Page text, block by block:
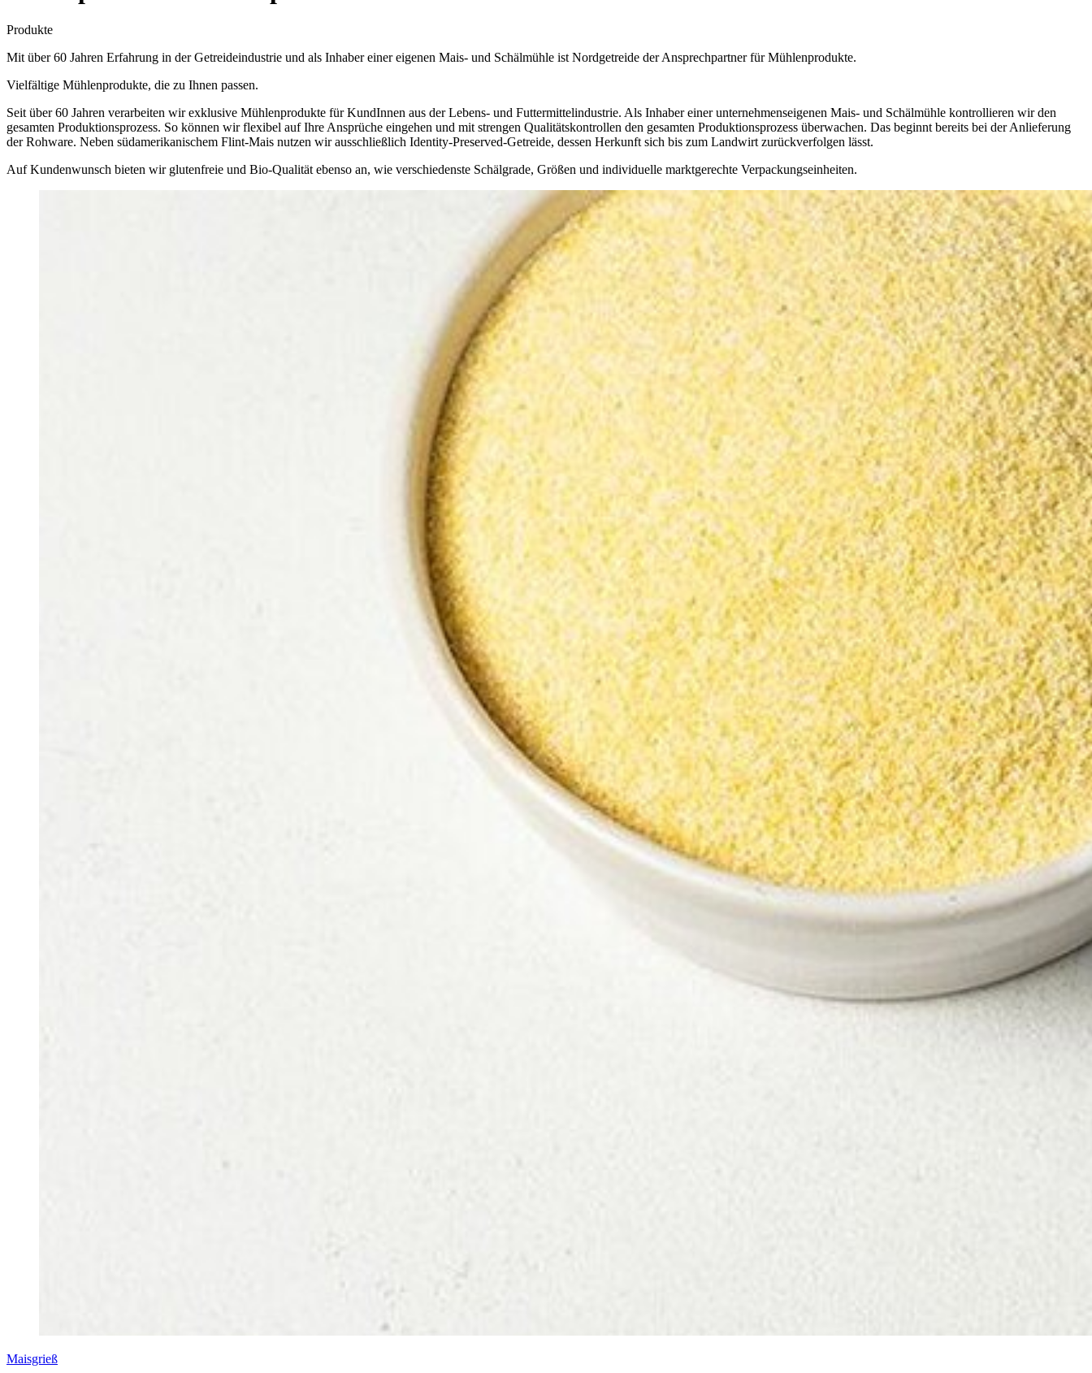
Produkte
Mit über 60 Jahren Erfahrung in der Getreideindustrie und als Inhaber einer eigenen Mais- und Schälmühle ist Nordgetreide der Ansprechpartner für Mühlenprodukte.
Vielfältige Mühlenprodukte, die zu Ihnen passen.
Seit über 60 Jahren verarbeiten wir exklusive Mühlenprodukte für KundInnen aus der Lebens- und Futtermittelindustrie. Als Inhaber einer unternehmenseigenen Mais- und Schälmühle kontrollieren wir den
gesamten Produktionsprozess. So können wir flexibel auf Ihre Ansprüche eingehen und mit strengen Qualitätskontrollen den gesamten Produktionsprozess überwachen. Das beginnt bereits bei der Anlieferung
der Rohware. Neben südamerikanischem Flint-Mais nutzen wir ausschließlich Identity-Preserved-Getreide, dessen Herkunft sich bis zum Landwirt zurückverfolgen lässt.
Auf Kundenwunsch bieten wir glutenfreie und Bio-Qualität ebenso an, wie verschiedenste Schälgrade, Größen und individuelle marktgerechte Verpackungseinheiten.
Maisgrieß